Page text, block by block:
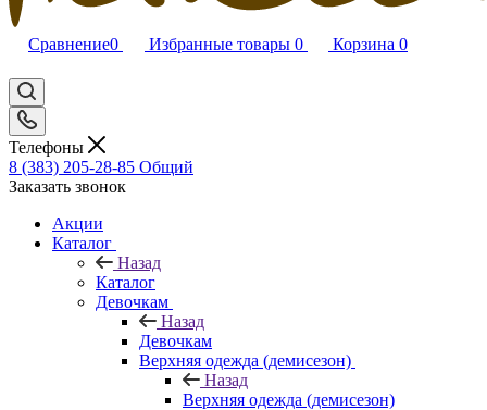
Сравнение0 Избранные товары 0 Корзина 0
Телефоны
8 (383) 205-28-85 Общий
Заказать звонок
Акции
Каталог
Назад
Каталог
Девочкам
Назад
Девочкам
Верхняя одежда (демисезон)
Назад
Верхняя одежда (демисезон)